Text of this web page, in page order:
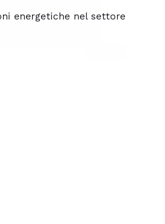
energetiche nel settore
energetiche nel settore
energetiche nel settore